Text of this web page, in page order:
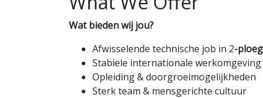
Wat bieden wij jou?
Afwisselende technische job in 2-
Stabiele internationale werkomgeving
Opleiding & doorgroeimogelijkheden
Sterk team & mensgerichte cultuur